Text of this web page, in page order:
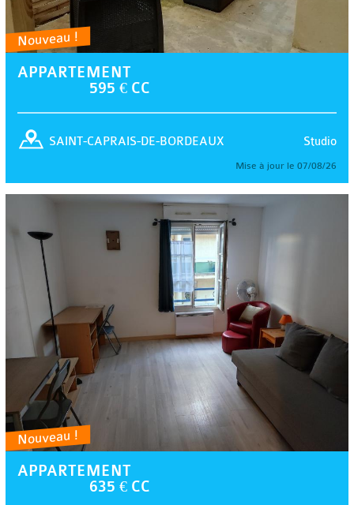
Nouveau !
APPARTEMENT
595 € CC
Studio
SAINT-CAPRAIS-DE-BORDEAUX
Mise à jour le 07/08/26
Nouveau !
APPARTEMENT
635 € CC